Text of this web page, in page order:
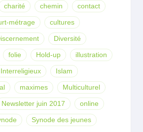
charité chemin contact
métrage cultures
Diversité
folie Hold-up illustration
Interreligieux Islam
maximes Multiculturel
Newsletter juin 2017 online
Synode des jeunes